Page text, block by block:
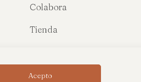
Acepto
Colabora
Tienda